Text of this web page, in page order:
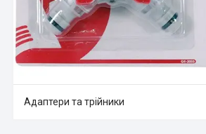
Адаптери та трійники